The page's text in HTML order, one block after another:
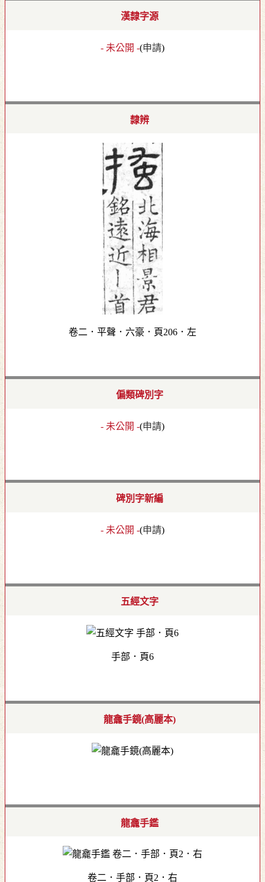
漢隸字源
- 未公開 -(申請)
隸辨
卷二．平聲．六豪．頁206．左
偏類碑別字
- 未公開 -(申請)
碑別字新編
- 未公開 -(申請)
五經文字
手部．頁6
龍龕手鏡(高麗本)
龍龕手鑑
卷二．手部．頁2．右